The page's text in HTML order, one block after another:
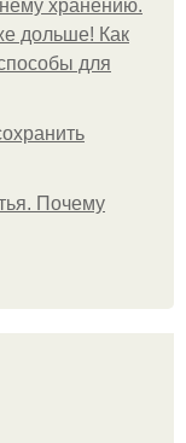
хранению.
дольше! Как
для
Почему